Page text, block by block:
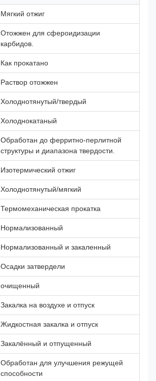
Мягкий отжиг
Отожжен для сфероидизации
карбидов.
Как прокатано
Раствор отожжен
Холоднотянутый/твердый
Холоднокатаный
Обработан до ферритно-перлитной
структуры и диапазона твердости.
Изотермический отжиг
Холоднотянутый/мягкий
Термомеханическая прокатка
Нормализованный
Нормализованный и закаленный
Осадки затвердели
очищенный
Закалка на воздухе и отпуск
Жидкостная закалка и отпуск
Закалённый и отпущенный
Обработан для улучшения режущей
способности